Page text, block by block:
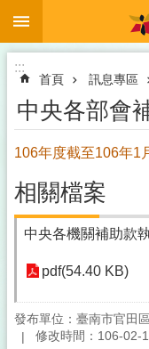
跳到主要內容區塊
:::
首頁 訊息專區
中央各部會
106年度截至106年1
相關檔案
中央各機關補助款
pdf(54.40 KB)
發布單位：臺南市官田
修改時間：106-02-